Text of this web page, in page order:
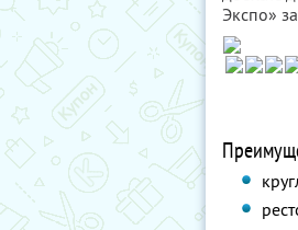
Экспо»